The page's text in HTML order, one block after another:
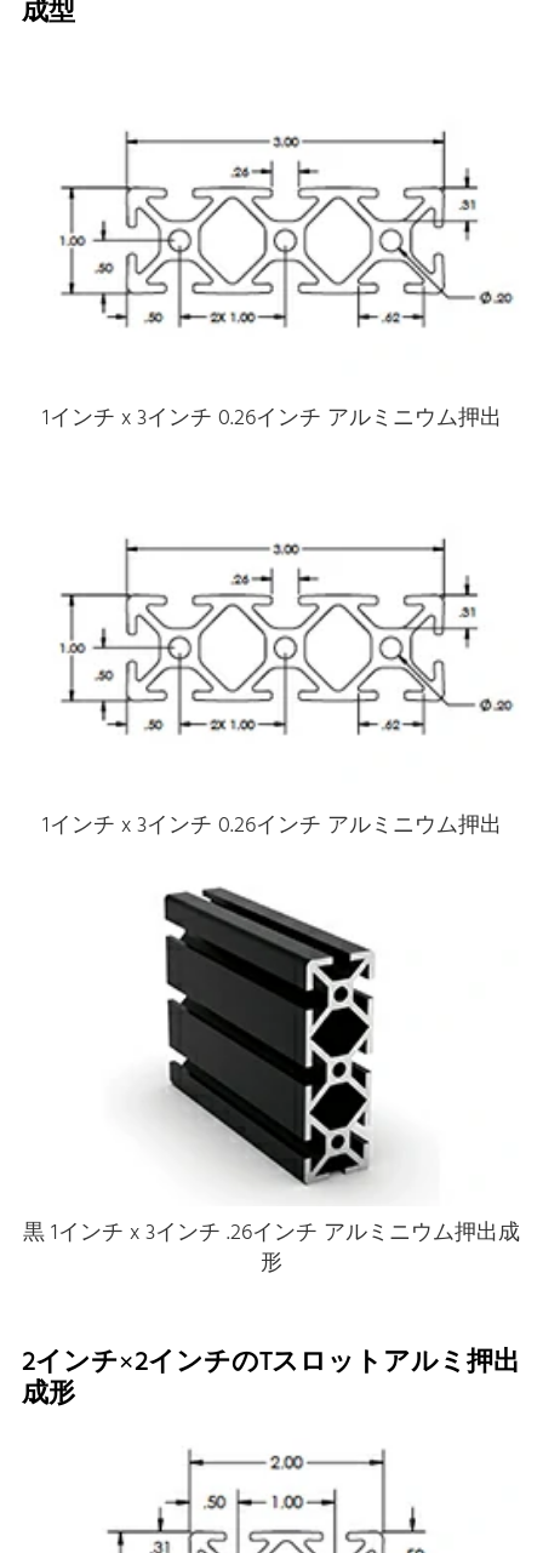
成型
1インチ x 3インチ 0.26インチ アルミニウム押出
1インチ x 3インチ 0.26インチ アルミニウム押出
黒 1インチ x 3インチ .26インチ アルミニウム押出成
形
2インチ×2インチのTスロットアルミ押出
成形